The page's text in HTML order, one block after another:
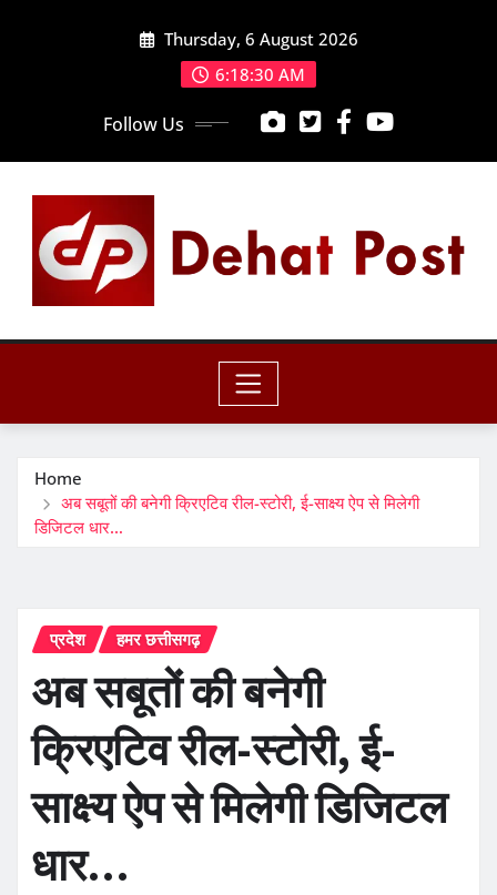
Thursday, 6 August 2026
6:18:32 AM
Follow Us
Home
अब सबूतों की बनेगी क्रिएटिव रील-स्टोरी, ई-साक्ष्य ऐप से मिलेगी
डिजिटल धार…
प्रदेश हमर छत्तीसगढ़
अब सबूतों की बनेगी
क्रिएटिव रील-स्टोरी, ई-
साक्ष्य ऐप से मिलेगी डिजिटल
धार…